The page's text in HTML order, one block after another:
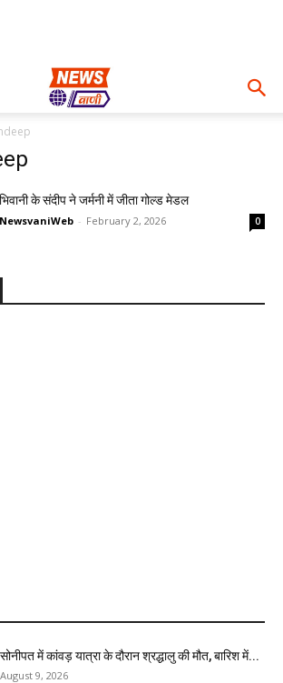
भिवानी के संदीप ने जर्मनी में जीता गोल्ड मेडल
NewsvaniWeb - February 2, 2026 0
सोनीपत में कांवड़ यात्रा के दौरान श्रद्धालु की मौत, बारिश में...
August 9, 2026